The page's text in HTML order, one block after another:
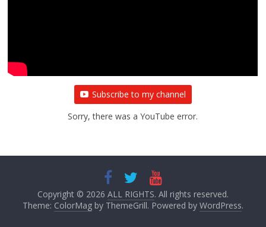
Subscribe to my channel
Sorry, there was a YouTube error.
Copyright © 2026 ALL RIGHTS. All rights reserved.
Theme: ColorMagby ThemeGrill. Powered by WordPress.